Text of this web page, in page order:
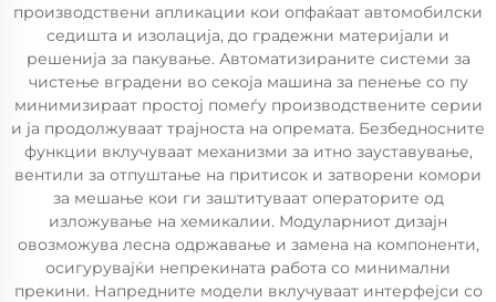
производствени апликации кои опфаќаат автомобилски
седишта и изолација, до градежни материјали и
решенија за пакување. Автоматизираните системи за
чистење вградени во секоја машина за пенење со пу
минимизираат простој помеѓу производствените серии
и ја продолжуваат трајноста на опремата. Безбедносните
функции вклучуваат механизми за итно зауставување,
вентили за отпуштање на притисок и затворени комори
за мешање кои ги заштитуваат операторите од
изложување на хемикалии. Модуларниот дизајн
овозможува лесна одржавање и замена на компоненти,
осигурувајќи непрекината работа со минимални
прекини. Напредните модели вклучуваат интерфејси со